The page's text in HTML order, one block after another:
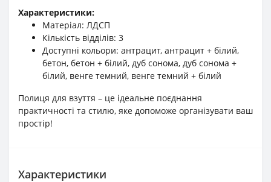
Характеристики:
Матеріал: ЛДСП
Кількість відділів: 3
Доступні кольори: антрацит, антрацит + білий,
бетон, бетон + білий, дуб сонома, дуб сонома +
білий, венге темний, венге темний + білий
Полиця для взуття – це ідеальне поєднання
практичності та стилю, яке допоможе організувати ваш
простір!
Характеристики